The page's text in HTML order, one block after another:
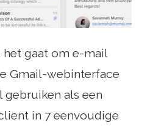
het gaat om e-mail
Gmail-webinterface
gebruiken als een
in 7 eenvoudige